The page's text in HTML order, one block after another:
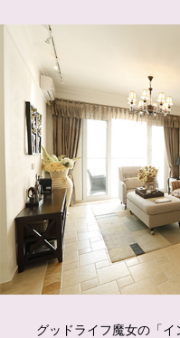
グッドライフ魔女の「